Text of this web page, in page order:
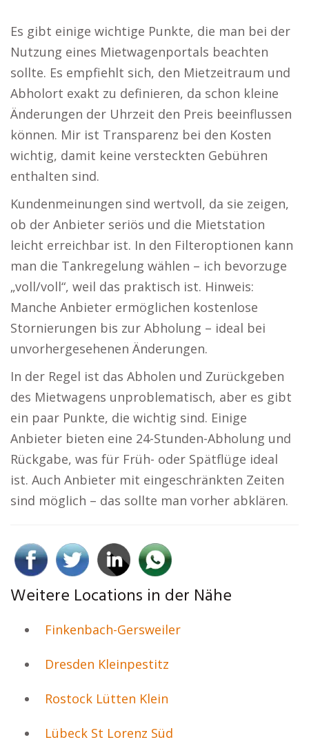
Es gibt einige wichtige Punkte, die man bei der
Nutzung eines Mietwagenportals beachten
sollte. Es empfiehlt sich, den Mietzeitraum und
Abholort exakt zu definieren, da schon kleine
Änderungen der Uhrzeit den Preis beeinflussen
können. Mir ist Transparenz bei den Kosten
wichtig, damit keine versteckten Gebühren
enthalten sind.
Kundenmeinungen sind wertvoll, da sie zeigen,
ob der Anbieter seriös und die Mietstation
leicht erreichbar ist. In den Filteroptionen kann
man die Tankregelung wählen – ich bevorzuge
„voll/voll“, weil das praktisch ist. Hinweis:
Manche Anbieter ermöglichen kostenlose
Stornierungen bis zur Abholung – ideal bei
unvorhergesehenen Änderungen.
In der Regel ist das Abholen und Zurückgeben
des Mietwagens unproblematisch, aber es gibt
ein paar Punkte, die wichtig sind. Einige
Anbieter bieten eine 24-Stunden-Abholung und
Rückgabe, was für Früh- oder Spätflüge ideal
ist. Auch Anbieter mit eingeschränkten Zeiten
sind möglich – das sollte man vorher abklären.
Weitere Locations in der Nähe
Finkenbach-Gersweiler
Dresden Kleinpestitz
Rostock Lütten Klein
Lübeck St Lorenz Süd